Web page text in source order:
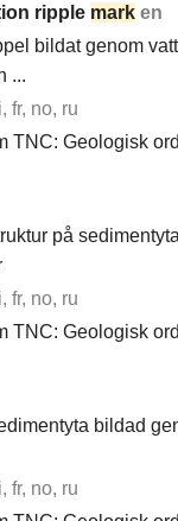
ripple mark en
bildat genom
...
fr, no, ru
TNC: Geologisk
på
fr, no, ru
TNC: Geologisk
bildad
fr, no, ru